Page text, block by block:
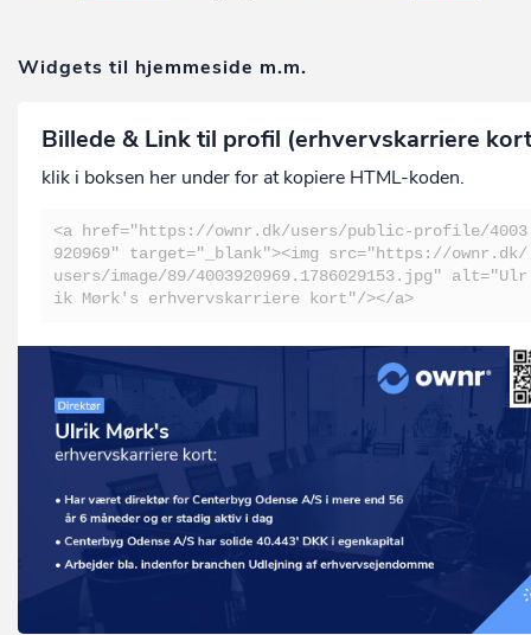
Widgets til hjemmeside m.m.
Billede & Link til profil (erhvervskarriere
klik i boksen her under for at kopiere HTML-koden.
<a href="https://ownr.dk/users/public-profile/4003
920969" target="_blank"><img src="https://ownr.dk/
users/image/89/4003920969.1786029153.jpg" alt="Ulr
ik Mørk's erhvervskarriere kort"/></a>